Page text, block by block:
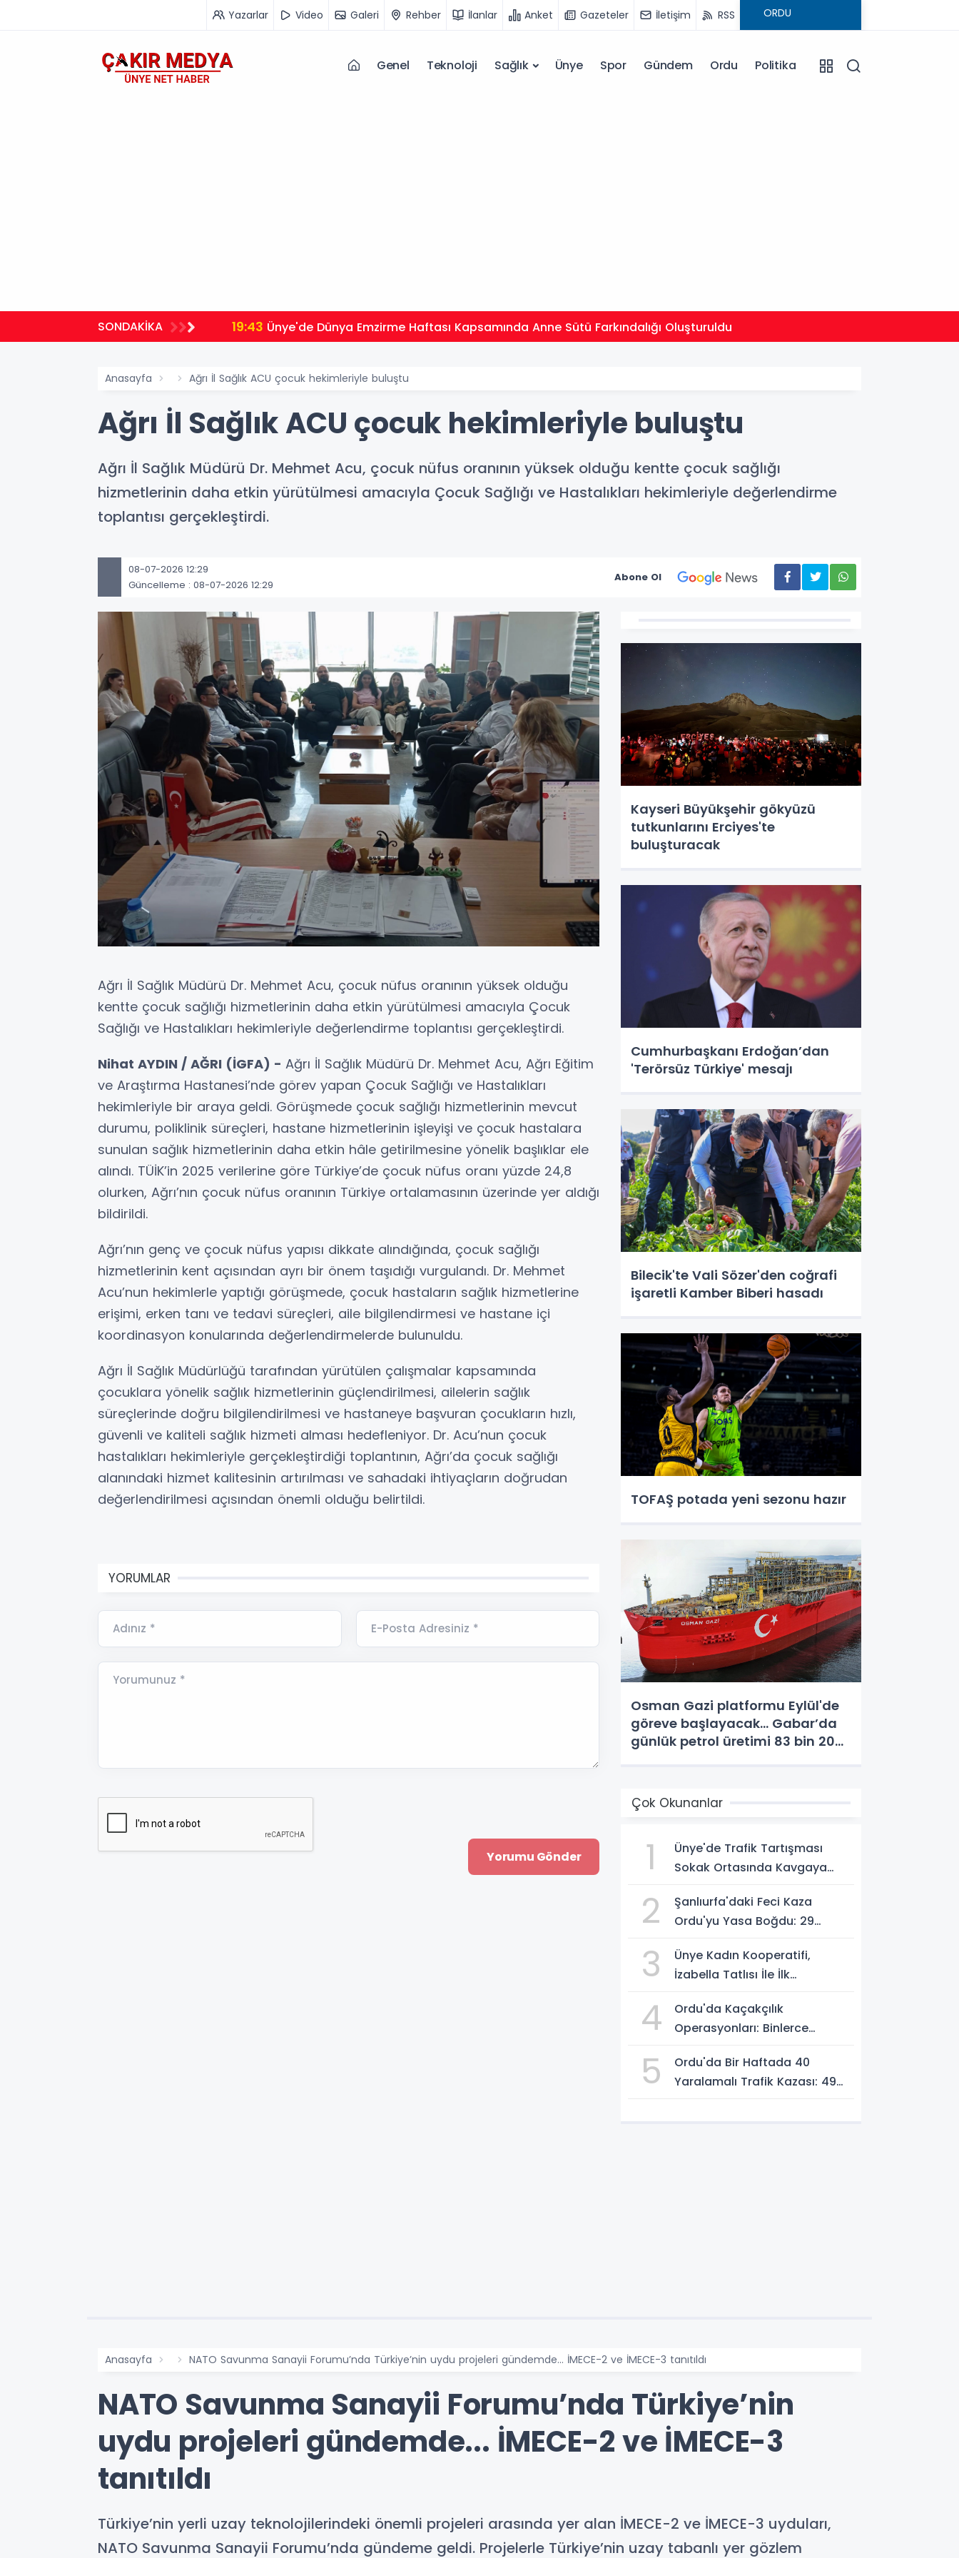
Yazarlar Video Galeri Rehber İlanlar Anket Gazeteler İletişim RSS
Genel Teknoloji Sağlık Ünye Spor Gündem Ordu Politika
SONDAKİKA 19:43 Ünye'de Dünya Emzirme Haftası Kapsamında Anne Sütü Farkındalığı Oluşturuldu
Anasayfa Ağrı İl Sağlık ACU çocuk hekimleriyle buluştu
Ağrı İl Sağlık ACU çocuk hekimleriyle buluştu
Ağrı İl Sağlık Müdürü Dr. Mehmet Acu, çocuk nüfus oranının yüksek olduğu kentte çocuk sağlığı
hizmetlerinin daha etkin yürütülmesi amacıyla Çocuk Sağlığı ve Hastalıkları hekimleriyle değerlendirme
toplantısı gerçekleştirdi.
08-07-2026 12:29
Güncelleme : 08-07-2026 12:29
Abone Ol
Ağrı İl Sağlık Müdürü Dr. Mehmet Acu, çocuk nüfus oranının yüksek olduğu
kentte çocuk sağlığı hizmetlerinin daha etkin yürütülmesi amacıyla Çocuk
Sağlığı ve Hastalıkları hekimleriyle değerlendirme toplantısı gerçekleştirdi.
Nihat AYDIN / AĞRI (İGFA) - Ağrı İl Sağlık Müdürü Dr. Mehmet Acu, Ağrı Eğitim
ve Araştırma Hastanesi’nde görev yapan Çocuk Sağlığı ve Hastalıkları
hekimleriyle bir araya geldi. Görüşmede çocuk sağlığı hizmetlerinin mevcut
durumu, poliklinik süreçleri, hastane hizmetlerinin işleyişi ve çocuk hastalara
sunulan sağlık hizmetlerinin daha etkin hâle getirilmesine yönelik başlıklar ele
alındı. TÜİK’in 2025 verilerine göre Türkiye’de çocuk nüfus oranı yüzde 24,8
olurken, Ağrı’nın çocuk nüfus oranının Türkiye ortalamasının üzerinde yer aldığı
bildirildi.
Ağrı’nın genç ve çocuk nüfus yapısı dikkate alındığında, çocuk sağlığı
hizmetlerinin kent açısından ayrı bir önem taşıdığı vurgulandı. Dr. Mehmet
Acu’nun hekimlerle yaptığı görüşmede, çocuk hastaların sağlık hizmetlerine
erişimi, erken tanı ve tedavi süreçleri, aile bilgilendirmesi ve hastane içi
koordinasyon konularında değerlendirmelerde bulunuldu.
Ağrı İl Sağlık Müdürlüğü tarafından yürütülen çalışmalar kapsamında
çocuklara yönelik sağlık hizmetlerinin güçlendirilmesi, ailelerin sağlık
süreçlerinde doğru bilgilendirilmesi ve hastaneye başvuran çocukların hızlı,
güvenli ve kaliteli sağlık hizmeti alması hedefleniyor. Dr. Acu’nun çocuk
hastalıkları hekimleriyle gerçekleştirdiği toplantının, Ağrı’da çocuk sağlığı
alanındaki hizmet kalitesinin artırılması ve sahadaki ihtiyaçların doğrudan
değerlendirilmesi açısından önemli olduğu belirtildi.
YORUMLAR
Adınız * E-Posta Adresiniz *
Yorumunuz *
Kayseri Büyükşehir gökyüzü
tutkunlarını Erciyes'te
buluşturacak
Cumhurbaşkanı Erdoğan’dan
'Terörsüz Türkiye' mesajı
Bilecik'te Vali Sözer'den coğrafi
işaretli Kamber Biberi hasadı
TOFAŞ potada yeni sezonu hazır
Osman Gazi platformu Eylül'de
göreve başlayacak... Gabar’da
günlük petrol üretimi 83 bin 200
Çok Okunanlar
1
Ünye'de Trafik Tartışması
Sokak Ortasında Kavgaya
2
Şanlıurfa'daki Feci Kaza
Ordu'yu Yasa Boğdu: 29
Yaşamını Yitirdi
3
Ünye Kadın Kooperatifi,
İzabella Tatlısı İle İlk
Oldu!
4
Ordu'da Kaçakçılık
Operasyonları: Binlerce
Ele Geçirildi
5
Ordu'da Bir Haftada 40
Yaralamalı Trafik Kazası: 49
Anasayfa NATO Savunma Sanayii Forumu’nda Türkiye’nin uydu projeleri gündemde... İMECE-2 ve İMECE-3 tanıtıldı
NATO Savunma Sanayii Forumu’nda Türkiye’nin
uydu projeleri gündemde... İMECE-2 ve İMECE-3
tanıtıldı
Türkiye’nin yerli uzay teknolojilerindeki önemli projeleri arasında yer alan İMECE-2 ve İMECE-3 uyduları,
NATO Savunma Sanayii Forumu’nda gündeme geldi. Projelerle Türkiye’nin uzay tabanlı yer gözlem